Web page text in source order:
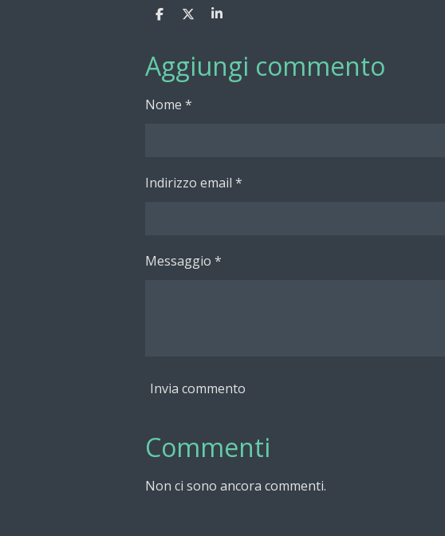
C
i
v
d
C
d
i
v
d
C
i
Aggiungi commento
Nome *
Indirizzo email *
Messaggio *
Invia commento
Commenti
Non ci sono ancora commenti.